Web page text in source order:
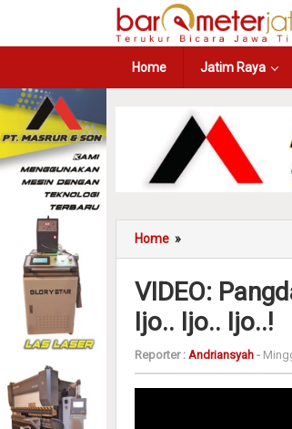
Home Jatim Raya
Home »
VIDEO:
Ijo.. Ijo.. Ijo..!
Reporter : Andriansyah -